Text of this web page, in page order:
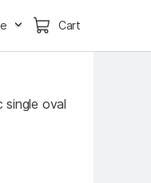
Cart
single oval